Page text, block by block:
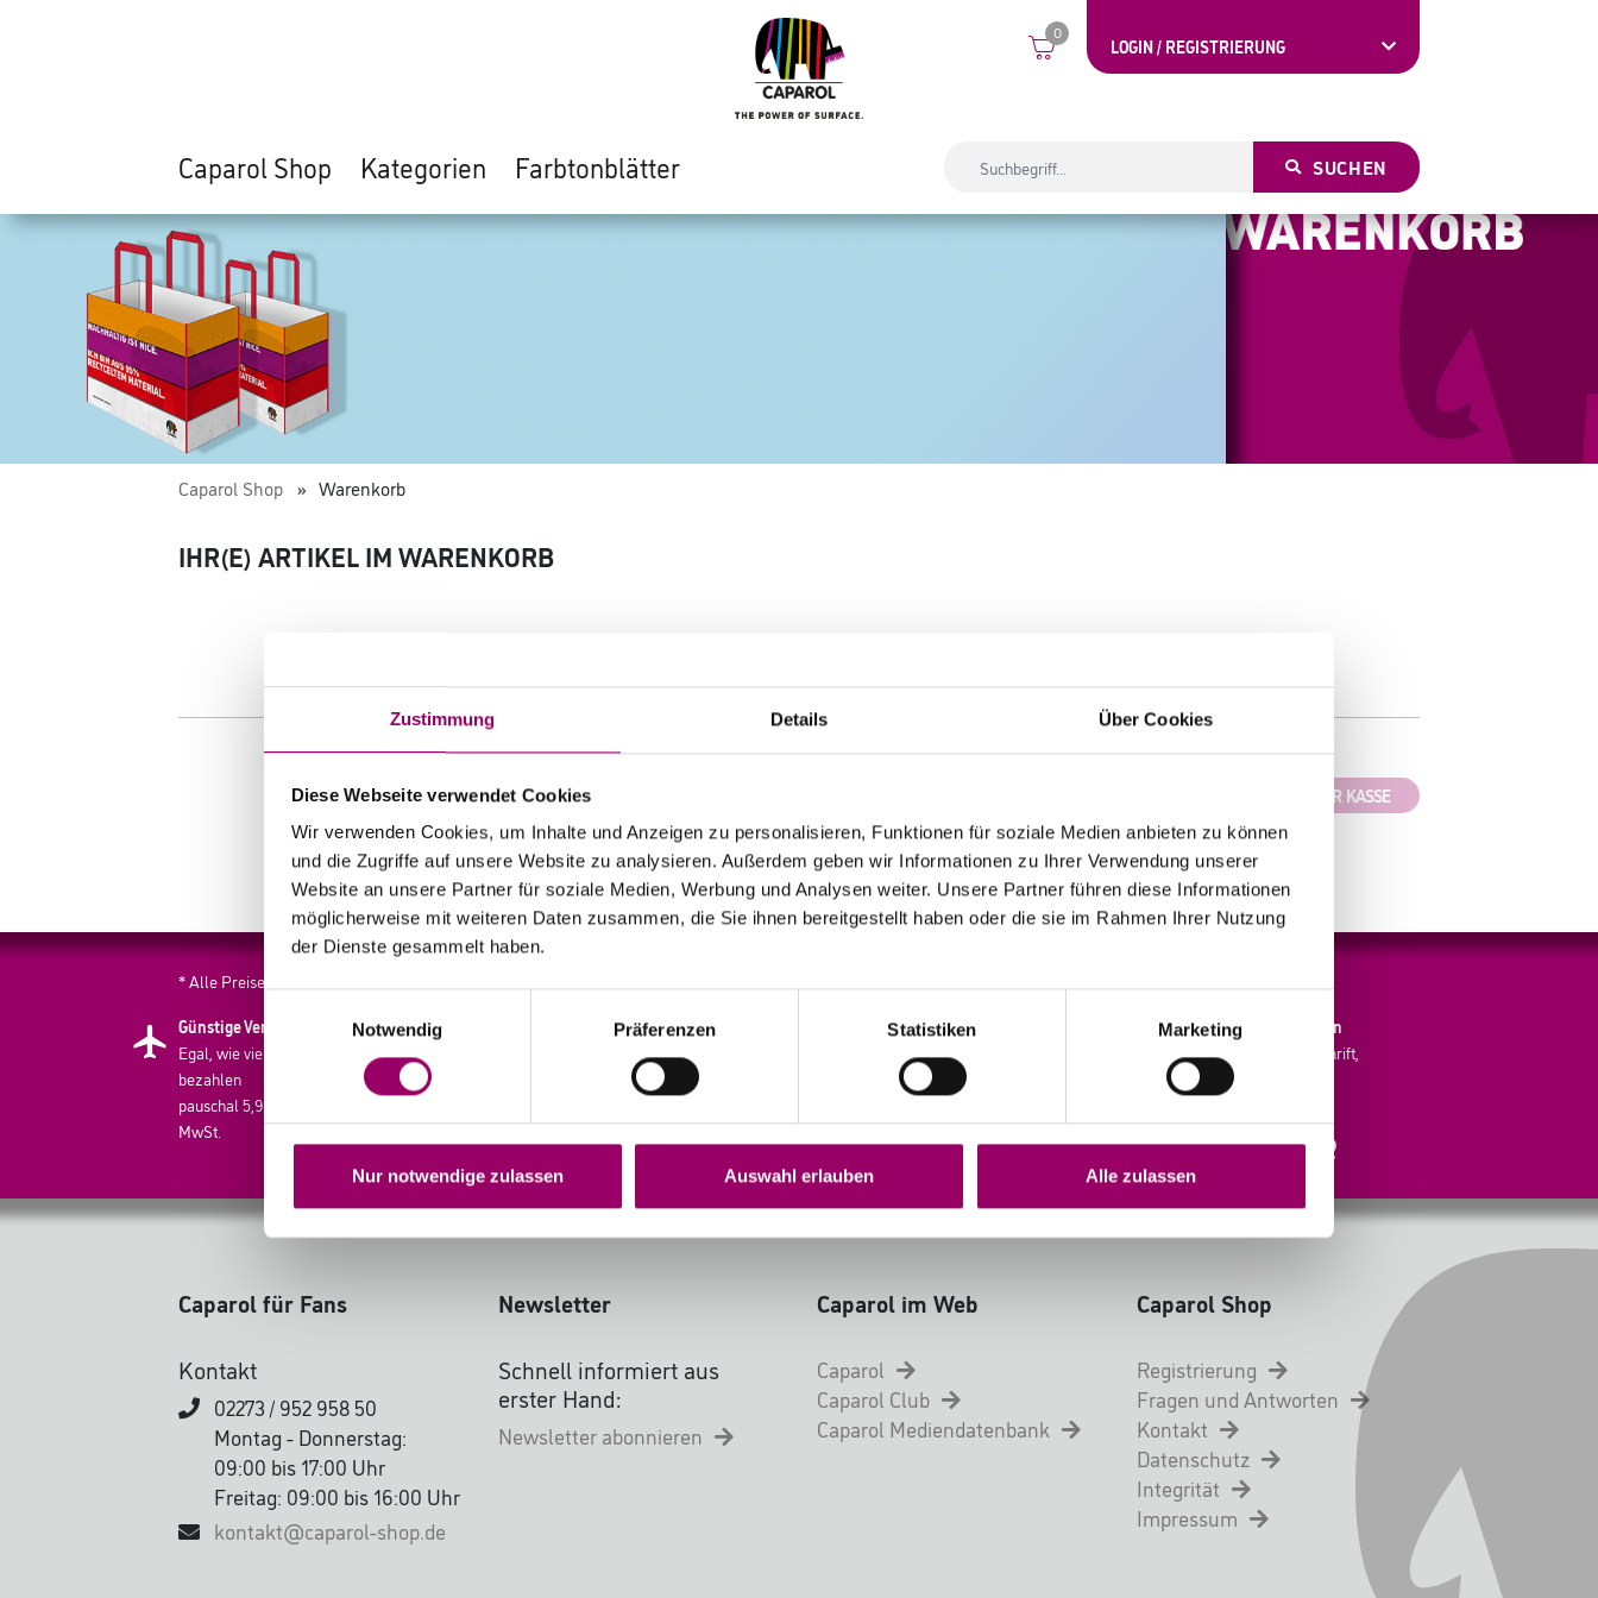
Zustimmung Details Über Cookies
Diese Webseite verwendet Cookies
Wir verwenden Cookies, um Inhalte und Anzeigen zu personalisieren, Funktionen für soziale Medien anbieten zu können
und die Zugriffe auf unsere Website zu analysieren. Außerdem geben wir Informationen zu Ihrer Verwendung unserer
Website an unsere Partner für soziale Medien, Werbung und Analysen weiter. Unsere Partner führen diese Informationen
möglicherweise mit weiteren Daten zusammen, die Sie ihnen bereitgestellt haben oder die sie im Rahmen Ihrer Nutzung
der Dienste gesammelt haben.
Notwendig
Präferenzen Statistiken Marketing
Nur notwendige zulassen Auswahl erlauben Alle zulassen
0
LOGIN / REGISTRIERUNG
Caparol Shop Kategorien Farbtonblätter SUCHEN
Caparol Shop Warenkorb
IHR(E) ARTIKEL IM WARENKORB
Derzeit befinden sich keine Artikel im Warenkorb
WEITER ZUR KASSE
* Alle Preise inkl. der gesetzlichen MwSt. zzgl. Versandkosten.
Günstige Versandkosten
Egal, wie viel Sie kaufen, Sie
bezahlen
pauschal 5,95 € inkl. gesetzlicher
MwSt.
Sicheres Einkaufen
Unser Shop ist mit modernster
Sicherheitssoftware ausgestattet.
Kostenlose Rückgabe
Senden Sie die Ware innerhalb
von 14 Tagen kostenlos zurück.
Bequem und sicher bezahlen
Sie können sicher per Lastschrift,
PayPal oder Kreditkarte
bezahlen.
Caparol für Fans
Kontakt
02273 / 952 958 50
Montag - Donnerstag:
09:00 bis 17:00 Uhr
Freitag: 09:00 bis 16:00 Uhr
kontakt@caparol-shop.de
Newsletter
Schnell informiert aus
erster Hand:
Newsletter abonnieren
Caparol im Web
Caparol
Caparol Club
Caparol Mediendatenbank
Caparol Shop
Registrierung
Fragen und Antworten
Kontakt
Datenschutz
Integrität
Impressum